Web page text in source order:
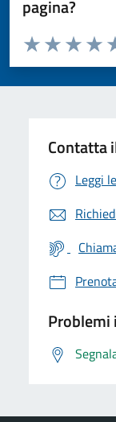
pagina?
Valuta da 1 a 5
Valuta 3
Valuta 2
Valuta 1 stelle
Contatta
Leggi
Problemi